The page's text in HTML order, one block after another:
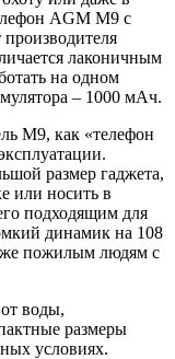
AGM M9 с
лаконичным
на одном
– 1000 мАч.
М9, как «телефон
размер гаджета,
или носить в
подходящим для
динамик на 108
пожилым людям с
воды,
размеры
условиях.